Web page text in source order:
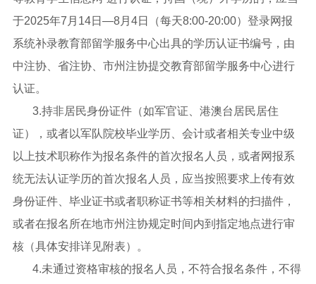
于2025年7月14日—8月4日（每天8:00-20:00）登录网报
系统补录教育部留学服务中心出具的学历认证书编号，由
中注协、省注协、市州注协提交教育部留学服务中心进行
认证。
3.持非居民身份证件（如军官证、港澳台居民居住
证），或者以军队院校毕业学历、会计或者相关专业中级
以上技术职称作为报名条件的首次报名人员，或者网报系
统无法认证学历的首次报名人员，应当按照要求上传有效
身份证件、毕业证书或者职称证书等相关材料的扫描件，
或者在报名所在地市州注协规定时间内到指定地点进行审
核（具体安排详见附表）。
4.未通过资格审核的报名人员，不符合报名条件，不得